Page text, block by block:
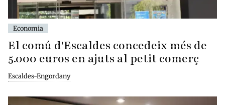
Economia
El comú d'Escaldes concedeix més de
5.000 euros en ajuts al petit comerç
Escaldes-Engordany